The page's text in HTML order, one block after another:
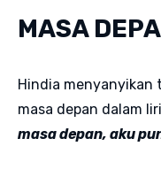
MASA
Hindia menyanyikan
masa depan dalam
masa depan, aku